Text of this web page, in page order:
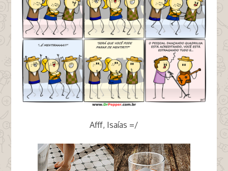
Afff, Isaías =/